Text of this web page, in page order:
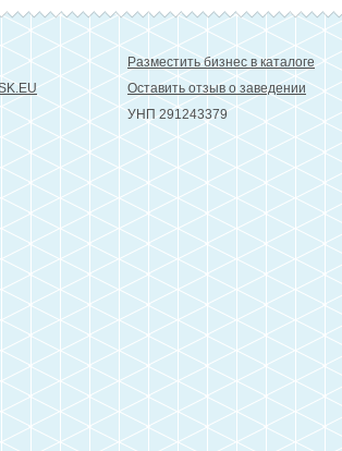
Разместить бизнес в каталоге
Оставить отзыв о заведении
УНП 291243379